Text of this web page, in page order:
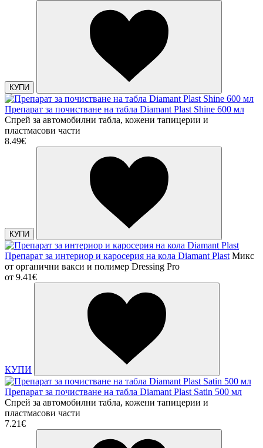
КУПИ
Препарат за почистване на табла Diamant Plast Shine 600 мл
Спрей за автомобилни табла, кожени тапицерии и
пластмасови части
8.49€
КУПИ
Препарат за интериор и каросерия на кола Diamant Plast Микс
от органични вакси и полимер Dressing Pro
от 9.41€
КУПИ
Препарат за почистване на табла Diamant Plast Satin 500 мл
Спрей за автомобилни табла, кожени тапицерии и
пластмасови части
7.21€